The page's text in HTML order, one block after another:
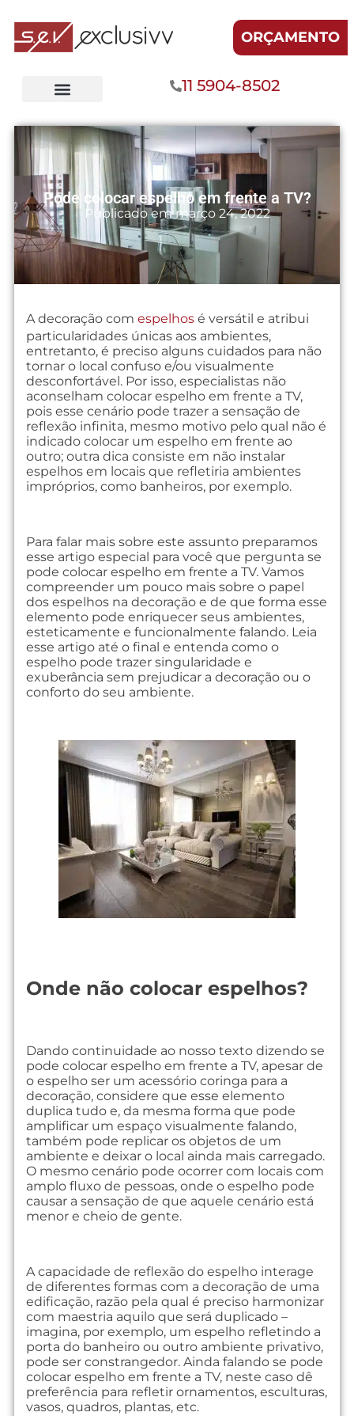
ORÇAMENTO
11 5904-8502
Pode colocar espelho em frente a TV?
Publicado em março 24, 2022
A decoração com espelhos é versátil e atribui
particularidades únicas aos ambientes,
entretanto, é preciso alguns cuidados para não
tornar o local confuso e/ou visualmente
desconfortável. Por isso, especialistas não
aconselham colocar espelho em frente a TV,
pois esse cenário pode trazer a sensação de
reflexão infinita, mesmo motivo pelo qual não é
indicado colocar um espelho em frente ao
outro; outra dica consiste em não instalar
espelhos em locais que refletiria ambientes
impróprios, como banheiros, por exemplo.
Para falar mais sobre este assunto preparamos
esse artigo especial para você que pergunta se
pode colocar espelho em frente a TV. Vamos
compreender um pouco mais sobre o papel
dos espelhos na decoração e de que forma esse
elemento pode enriquecer seus ambientes,
esteticamente e funcionalmente falando. Leia
esse artigo até o final e entenda como o
espelho pode trazer singularidade e
exuberância sem prejudicar a decoração ou o
conforto do seu ambiente.
Onde não colocar espelhos?
Dando continuidade ao nosso texto dizendo se
pode colocar espelho em frente a TV, apesar de
o espelho ser um acessório coringa para a
decoração, considere que esse elemento
duplica tudo e, da mesma forma que pode
amplificar um espaço visualmente falando,
também pode replicar os objetos de um
ambiente e deixar o local ainda mais carregado.
O mesmo cenário pode ocorrer com locais com
amplo fluxo de pessoas, onde o espelho pode
causar a sensação de que aquele cenário está
menor e cheio de gente.
A capacidade de reflexão do espelho interage
de diferentes formas com a decoração de uma
edificação, razão pela qual é preciso harmonizar
com maestria aquilo que será duplicado –
imagina, por exemplo, um espelho refletindo a
porta do banheiro ou outro ambiente privativo,
pode ser constrangedor. Ainda falando se pode
colocar espelho em frente a TV, neste caso dê
preferência para refletir ornamentos, esculturas,
vasos, quadros, plantas, etc.